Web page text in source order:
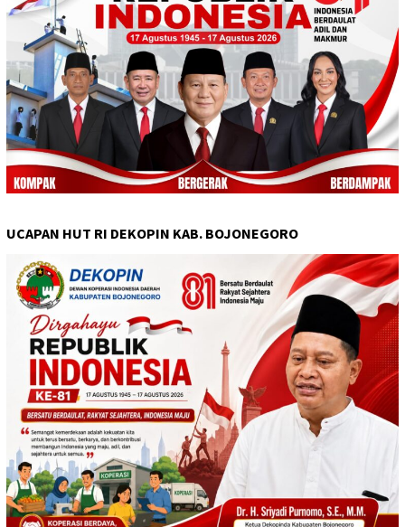
UCAPAN HUT RI DEKOPIN KAB. BOJONEGORO